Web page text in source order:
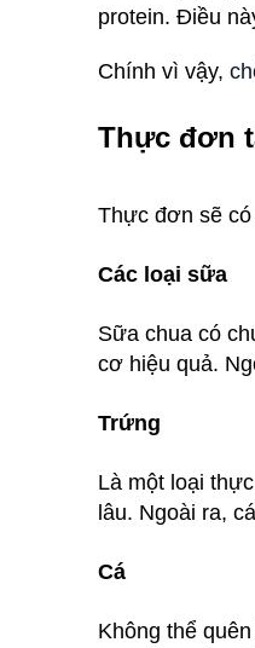
protein. Điều
Chính vì vậy,
Thực đơn
Thực đơn sẽ
Các loại sữa
Sữa chua có
cơ hiệu quả.
Trứng
Là một loại
lâu. Ngoài ra,
Cá
Không thể